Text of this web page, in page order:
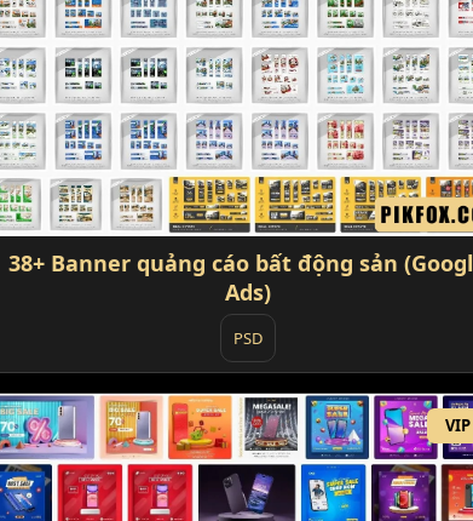
38+ Banner quảng cáo bất động sản
Ads)
PSD
VIP